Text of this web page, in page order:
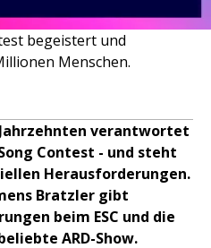
begeistert und
Menschen.
verantwortet
Contest - und steht
Herausforderungen.
Bratzler gibt
beim ESC und die
ARD-Show.